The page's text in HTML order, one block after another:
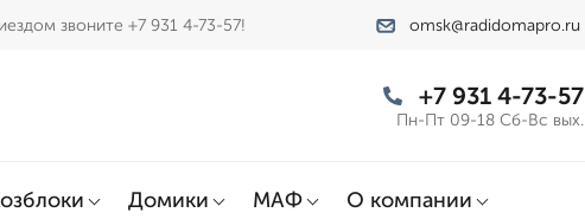
звоните +7 931 4-73-57! omsk@radidomapro.ru
+7 931 4-73-57
Пн-Пт 09-18 Сб-Вс вых.
Домики МАФ О компании